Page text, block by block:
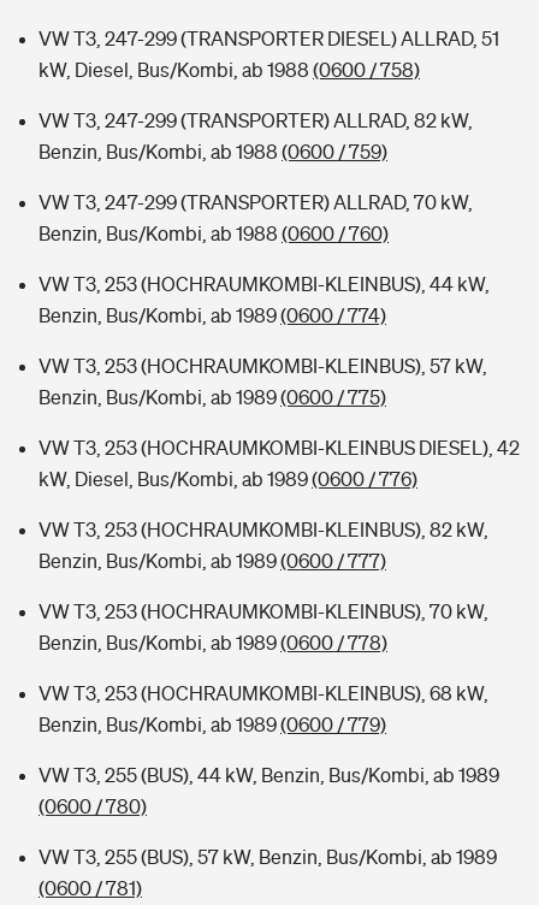
VW T3, 247-299 (TRANSPORTER DIESEL) ALLRAD, 51
kW, Diesel, Bus/Kombi, ab 1988 (0600 / 758)
VW T3, 247-299 (TRANSPORTER) ALLRAD, 82 kW,
Benzin, Bus/Kombi, ab 1988 (0600 / 759)
VW T3, 247-299 (TRANSPORTER) ALLRAD, 70 kW,
Benzin, Bus/Kombi, ab 1988 (0600 / 760)
VW T3, 253 (HOCHRAUMKOMBI-KLEINBUS), 44 kW,
Benzin, Bus/Kombi, ab 1989(0600 / 774)
VW T3, 253 (HOCHRAUMKOMBI-KLEINBUS), 57 kW,
Benzin, Bus/Kombi, ab 1989(0600 / 775)
VW T3, 253 (HOCHRAUMKOMBI-KLEINBUS DIESEL), 42
kW, Diesel, Bus/Kombi, ab 1989(0600 / 776)
VW T3, 253 (HOCHRAUMKOMBI-KLEINBUS), 82 kW,
Benzin, Bus/Kombi, ab 1989(0600 / 777)
VW T3, 253 (HOCHRAUMKOMBI-KLEINBUS), 70 kW,
Benzin, Bus/Kombi, ab 1989(0600 / 778)
VW T3, 253 (HOCHRAUMKOMBI-KLEINBUS), 68 kW,
Benzin, Bus/Kombi, ab 1989(0600 / 779)
VW T3, 255 (BUS), 44 kW, Benzin, Bus/Kombi, ab 1989
(0600 / 780)
VW T3, 255 (BUS), 57 kW, Benzin, Bus/Kombi, ab 1989
(0600 / 781)